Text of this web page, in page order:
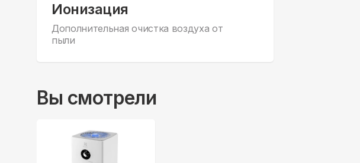
Ионизация
Дополнительная очистка воздуха от
пыли
Вы смотрели